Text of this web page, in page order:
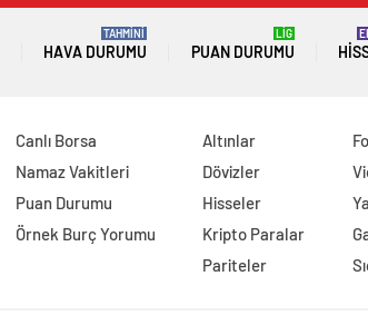
HAVA DURUMU
TAHMİNİ
PUAN DURUMU
LİG
Canlı Borsa
Namaz Vakitleri
Puan Durumu
Örnek Burç Yorumu
Altınlar
Dövizler
Hisseler
Kripto Paralar
Pariteler